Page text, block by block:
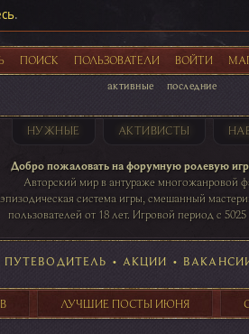
.
ПОИСК ПОЛЬЗОВАТЕЛИ ВОЙТИ
активные последние
НУЖНЫЕ АКТИВИСТЫ
Добро пожаловать на форумную ролевую
Авторский мир в антураже многожанровой
эпизодическая система игры, смешанный
пользователей от 18 лет. Игровой период с 5025
таблице игровой активности
41 ПОСТОВ 31 ПОСТОВ 29 ПОСТОВ
ПУТЕВОДИТЕЛЬ • АКЦИИ •
ЛУЧШИЕ ПОСТЫ ИЮНЯ